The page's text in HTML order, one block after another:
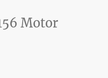
Motor